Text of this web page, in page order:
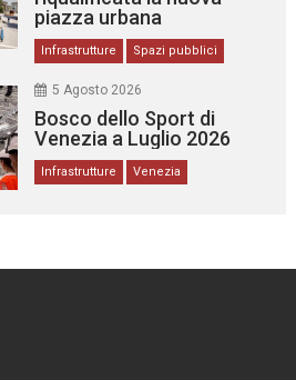
piazza urbana
Infrastrutture Spazi pubblici
5 Agosto 2026
Bosco dello Sport di
Venezia a Luglio 2026
Infrastrutture Venezia